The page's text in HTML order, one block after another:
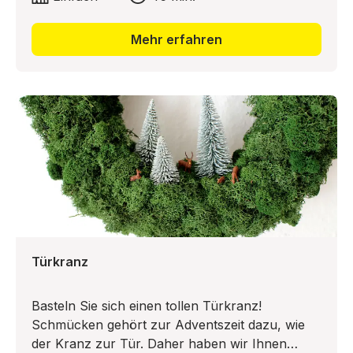
Blumenvasen aus alten Flaschen, dann sind
auch die Freunde bei der nächsten Sommer-
Ihnen Sophia von maybeyoulike hier vor!
Mehr erfahren
Türkranz
Basteln Sie sich einen tollen Türkranz!
Schmücken gehört zur Adventszeit dazu, wie
der Kranz zur Tür. Daher haben wir Ihnen